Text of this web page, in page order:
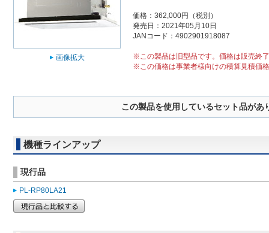
画像拡大
価格：362,000円（税別）
発売日：2021年05月10日
JANコード：4902901918087
※この製品は旧型品です。価格は販売終
※この価格は事業者様向けの積算見積価
この製品を使用しているセット品があ
機種ラインアップ
現行品
PL-RP80LA21